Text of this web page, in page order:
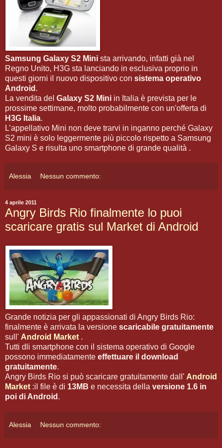
Samsung Galaxy S2 Mini sta arrivando, infatti già nel
Regno Unito, H3G sta lanciando in esclusiva proprio in
questi giorni il nuovo dispositivo con sistema operativo
Android .
La vendita del Galaxy S2 Mini in Italia è prevista per le
prossime settimane, molto probabilmente con un'offerta di
H3G Italia.
L’appellativo Mini non deve trarvi in inganno perché Galaxy
S2 mini è solo leggermente più piccolo rispetto a Samsung
Galaxy S e risulta uno smartphone di grande qualità .
Alessia Nessun commento:
4 aprile 2011
Angry Birds Rio finalmente lo puoi
scaricare gratis sul Market di Android
Grande notizia per gli appassionati di Angry Birds Rio:
finalmente è arrivata la versione scaricabile gratuitamente
sull' Android Market .
Tutti dli smartphone con il sistema operativo di Google
possono immediatamente effettuare il download
gratuitamente.
Angry Birds Rio si può scaricare gratuitamente dall' Android
Market :il file è di 13MB e necessita della versione 1.6 in
poi di Android .
Alessia Nessun commento: